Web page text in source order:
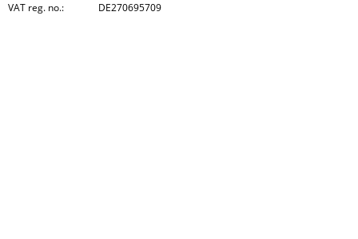
VAT reg. no.: DE270695709